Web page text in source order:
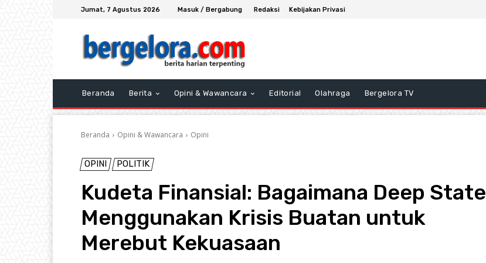
Jumat, 7 Agustus 2026 Masuk / Bergabung Redaksi Kebijakan Privasi
Beranda Berita Opini & Wawancara Editorial Olahraga Bergelora TV
Beranda Opini & Wawancara Opini
OPINI POLITIK
Kudeta Finansial: Bagaimana Deep State
Menggunakan Krisis Buatan untuk
Merebut Kekuasaan